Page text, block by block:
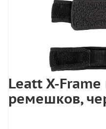
Leatt X-
ремешков,